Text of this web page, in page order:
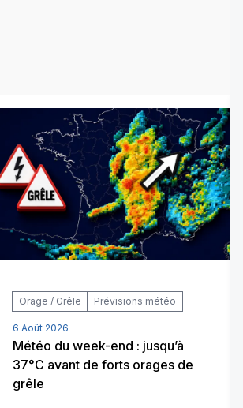
samedi 8 août
Saint Dominique Levé du soleil
àCouché du soleil
à
En ce
Matin
Orage / Grêle Prévisions météo
6 Août 2026
Météo du week-end : jusqu’à
37°C avant de forts orages de
grêle